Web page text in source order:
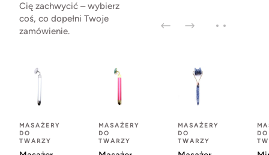
Cię zachwycić – wybierz
coś, co dopełni Twoje
zamówienie.
MASAŻERY
DO
TWARZY
MASAŻERY
DO
TWARZY
MASAŻERY
DO
TWARZY
DO